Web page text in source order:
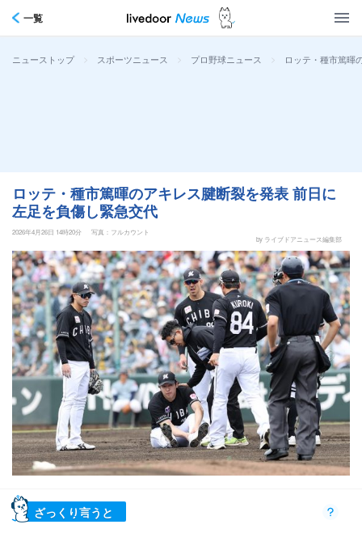
一覧
ニューストップ > スポーツニュース > プロ野球ニュース > ロッテ・種市篤暉
ロッテ・種市篤暉のアキレス腱断裂を発表 前日に
左足を負傷し緊急交代
2026年4月26日 14時20分
写真：フルカウント
by ライブドアニュース編集部
ざっくり言うと